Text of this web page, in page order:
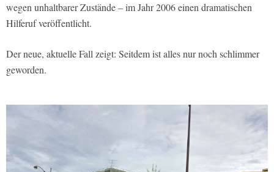
wegen unhaltbarer Zustände – im Jahr 2006 einen dramatischen
Hilferuf veröffentlicht.
Der neue, aktuelle Fall zeigt: Seitdem ist alles nur noch schlimmer
geworden.